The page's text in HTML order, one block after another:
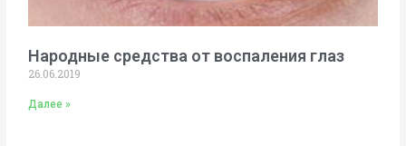
Народные средства от воспаления глаз
26.06.2019
Далее »